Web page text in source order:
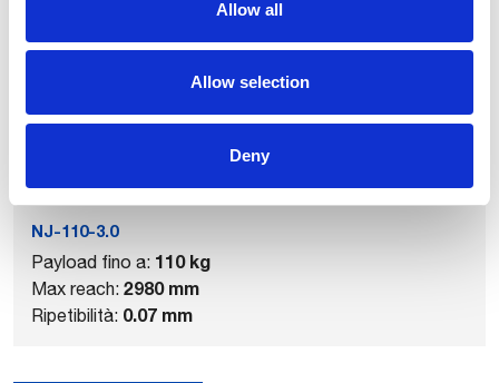
Allow all
Allow selection
Deny
NJ-110-3.0
Payload fino a: 110 kg
Max reach: 2980 mm
Ripetibilità: 0.07 mm